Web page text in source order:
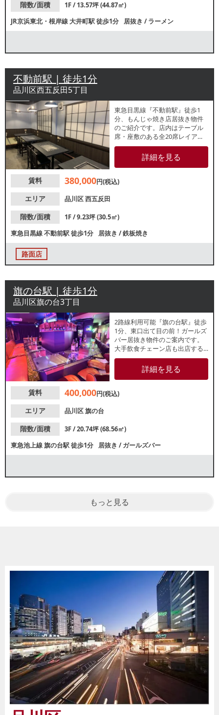
階数/面積
1F / 13.57坪 (44.87㎡)
JR京浜東北・根岸線 大井町駅徒歩1分 居抜き /ラーメン
不動前駅 | 徒歩1分
品川区西五反田5丁目
東急目黒線『不動前駅』徒歩1
分、もんじゃ焼き店居抜き物件
のご紹介です。店内はテーブル
席・座敷のある全20席レイアウ
ト！駅前の飲食店が集まるエリ
アに位置する路面店で、昼夜問
わず集客が期待できます。諸条
い。
詳細を見る
賃料 380,000円(税込)
エリア
品川区西五反田
階数/面積
1F / 9.23坪 (30.5㎡)
東急目黒線不動前駅徒歩1分 居抜き /鉄板焼き
路面店
旗の台駅 | 徒歩1分
品川区旗の台3丁目
2路線利用可能『旗の台駅』徒歩
1分、東口出て目の前！ガールズ
バー居抜き物件のご案内です。
大手飲食チェーン店も出店する
開業狙い目、駅近好立地です。
類似業態のご相談可能ですの
で、お気軽にお問合せくださ
詳細を見る
賃料 400,000円(税込)
エリア
品川区旗の台
階数/面積
3F / 20.74坪 (68.56㎡)
東急池上線旗の台駅徒歩1分 居抜き /ガールズバー
もっと見る